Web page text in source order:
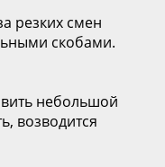
резких смен
скобами.
небольшой
возводится